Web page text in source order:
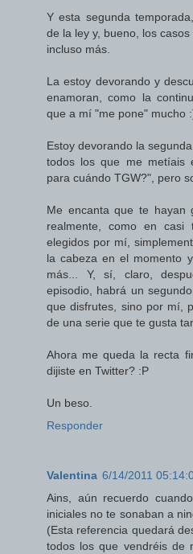
Y esta segunda
de la ley y, bueno, los
incluso más.
La estoy devorando y
enamoran, como la
que a mí "me pone" mucho
Estoy devorando la
todos los que me metíais
para cuándo TGW?", pero
Me encanta que te hayan
realmente, como en
elegidos por mí,
la cabeza en el momento
más... Y, sí, claro,
episodio, habrá un
que disfrutes, sino por mí,
de una serie que te gusta
Ahora me queda la recta
dijiste en Twitter? :P
Un beso.
Responder
Valentina 6/14/2011
Ains, aún recuerdo
iniciales no te sonaban a
(Esta referencia quedará
todos los que vendréis de